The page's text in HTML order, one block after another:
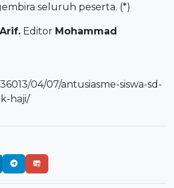
seluruh peserta. (*)
Editor Mohammad
04/07/antusiasme-siswa-sd-
haji/